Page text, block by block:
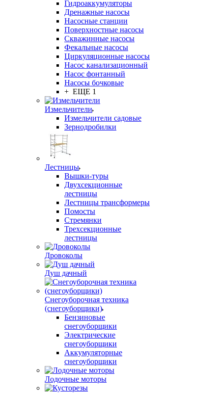
Гидроаккумуляторы
Дренажные насосы
Насосные станции
Поверхностные насосы
Скважинные насосы
Фекальные насосы
Циркуляционные насосы
Насос канализационный
Насос фонтанный
Насосы бочковые
+ ЕЩЕ 1
Измельчители
Измельчители садовые
Зернодробилки
Лестницы
Вышки-туры
Двухсекционные
лестницы
Лестницы трансформеры
Помосты
Стремянки
Трехсекционные
лестницы
Дровоколы
Душ дачный
Снегоуборочная техника
(снегоуборщики)
Бензиновые
снегоуборщики
Электрические
снегоуборщики
Аккумуляторные
снегоуборщики
Лодочные моторы